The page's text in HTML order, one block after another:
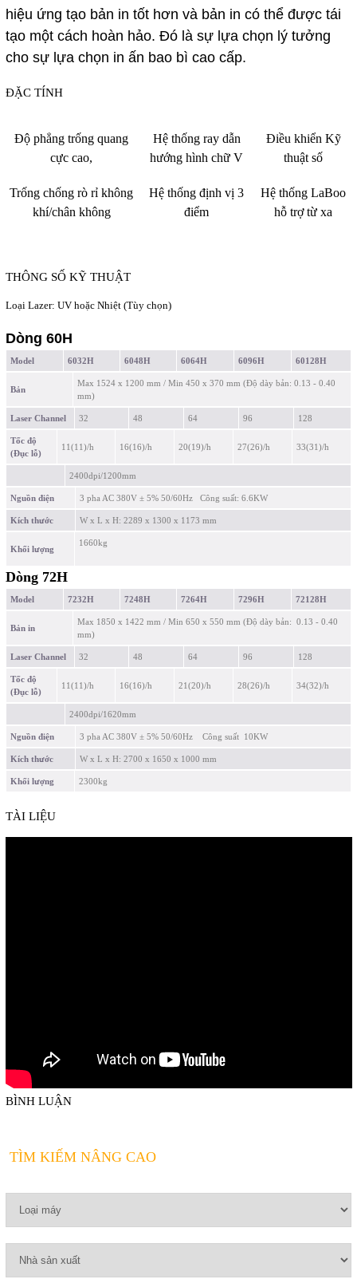
hiệu ứng tạo bản in tốt hơn và bản in có thể được tái
tạo một cách hoàn hảo. Đó là sự lựa chọn lý tưởng
cho sự lựa chọn in ấn bao bì cao cấp.
ĐẶC TÍNH
Độ phẳng trống quang
cực cao,
Hệ thống ray dẫn
hướng hình chữ V
Điều khiển Kỹ
thuật số
Trống chống rò rỉ không
khí/chân không
Hệ thống định vị 3
điểm
Hệ thống LaBoo
hỗ trợ từ xa
THÔNG SỐ KỸ THUẬT
Loại Lazer: UV hoặc Nhiệt (Tùy chọn)
Dòng 60H
Model 6032H 6048H 6064H 6096H 60128H
Bản
Max 1524 x 1200 mm / Min 450 x 370 mm (Độ dày bản: 0.13 - 0.40
mm)
Laser Channel 32 48 64 96 128
Tốc độ
(Đục lỗ)
11(11)/h 16(16)/h 20(19)/h 27(26)/h 33(31)/h
2400dpi/1200mm
Nguồn điện 3 pha AC 380V ± 5% 50/60Hz Công suất: 6.6KW
Kích thước W x L x H: 2289 x 1300 x 1173 mm
Khối lượng
1660kg
Dòng 72H
Model 7232H 7248H 7264H 7296H 72128H
Bản in
Max 1850 x 1422 mm / Min 650 x 550 mm (Độ dày bản: 0.13 - 0.40
mm)
Laser Channel 32 48 64 96 128
Tốc độ
(Đục lỗ)
11(11)/h 16(16)/h 21(20)/h 28(26)/h 34(32)/h
2400dpi/1620mm
Nguồn điện 3 pha AC 380V ± 5% 50/60Hz Công suất 10KW
Kích thước W x L x H: 2700 x 1650 x 1000 mm
Khối lượng 2300kg
TÀI LIỆU
BÌNH LUẬN
TÌM KIẾM NÂNG CAO